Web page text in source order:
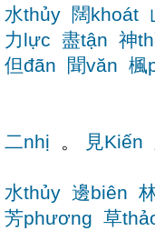
水thủy
闊khoát
力lực 盡tận 神
但đãn
聞văn 楓
二nhị 。 見Kiến
水thủy 邊biên
芳phương 草